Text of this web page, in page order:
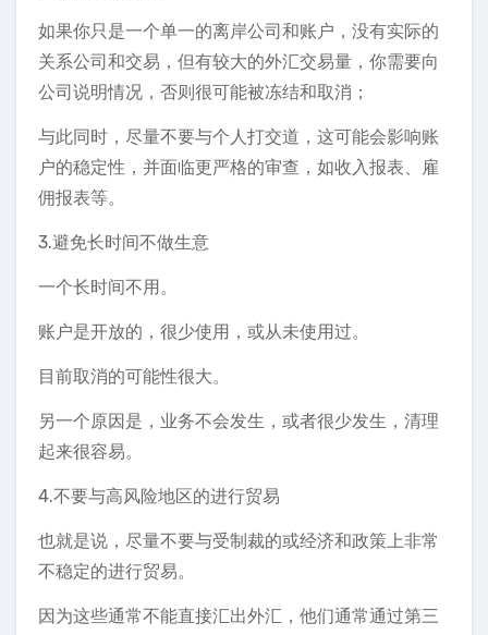
如果你只是一个单一的离岸公司和账户，没有实际的
关系公司和交易，但有较大的外汇交易量，你需要向
公司说明情况，否则很可能被冻结和取消；
与此同时，尽量不要与个人打交道，这可能会影响账
户的稳定性，并面临更严格的审查，如收入报表、雇
佣报表等。
3.避免长时间不做生意
一个长时间不用。
账户是开放的，很少使用，或从未使用过。
目前取消的可能性很大。
另一个原因是，业务不会发生，或者很少发生，清理
起来很容易。
4.不要与高风险地区的进行贸易
也就是说，尽量不要与受制裁的或经济和政策上非常
不稳定的进行贸易。
因为这些通常不能直接汇出外汇，他们通常通过第三